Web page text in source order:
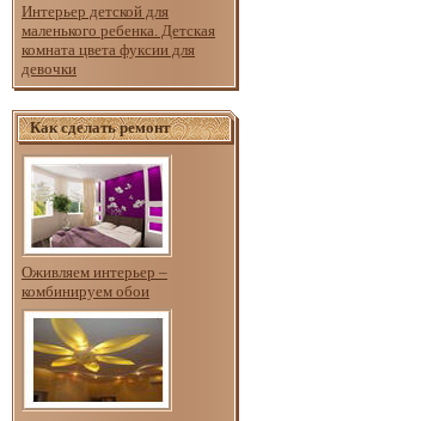
Интерьер детской для
маленького ребенка. Детская
комната цвета фуксии для
девочки
Как сделать ремонт
Оживляем интерьер –
комбинируем обои